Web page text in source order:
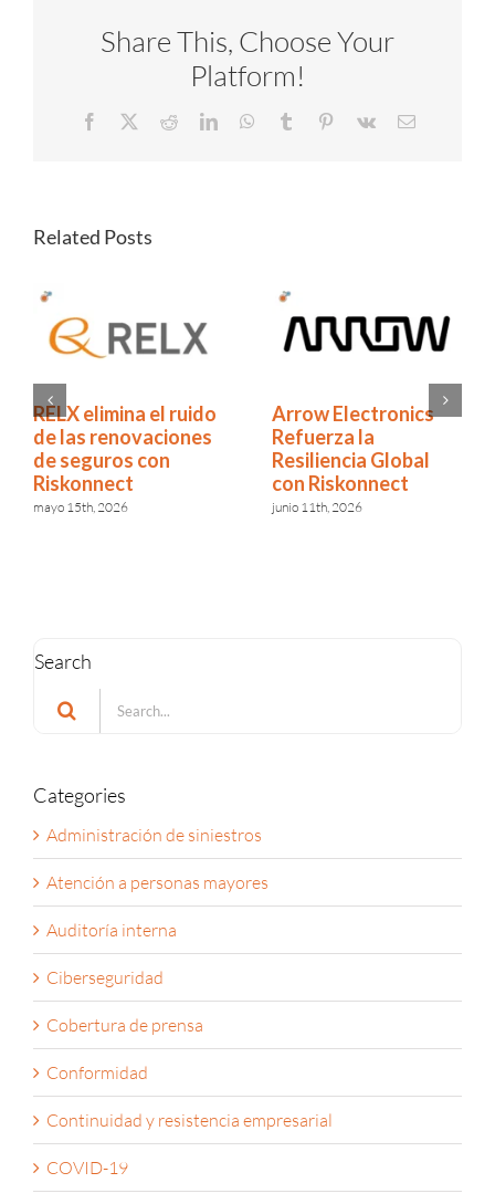
Share This, Choose Your
Platform!
Facebook RedditLinkedInWhatsApp
Tumblr Pinterest
Vk Email
Related Posts
Explicación de 5
mitos sobre la
continuidad del
negocio y la
resiliencia
RELX elimina el ruido
de las renovaciones
de seguros con
Riskonnect
mayo 15th, 2026
Search
Administración de siniestros
Atención a personas mayores
Auditoría interna
Ciberseguridad
Cobertura de prensa
Conformidad
Continuidad y resistencia empresarial
COVID-19